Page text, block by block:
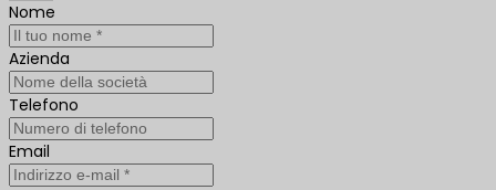
Nome
Azienda
Telefono
Email